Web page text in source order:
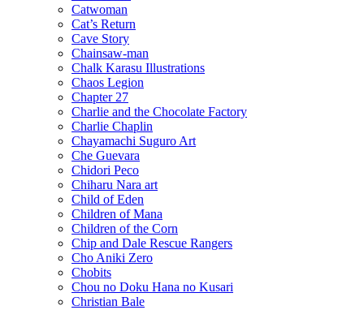
Catwoman
Cat’s Return
Cave Story
Chainsaw-man
Chalk Karasu Illustrations
Chaos Legion
Chapter 27
Charlie and the Chocolate Factory
Charlie Chaplin
Chayamachi Suguro Art
Che Guevara
Chidori Peco
Chiharu Nara art
Child of Eden
Children of Mana
Children of the Corn
Chip and Dale Rescue Rangers
Cho Aniki Zero
Chobits
Chou no Doku Hana no Kusari
Christian Bale